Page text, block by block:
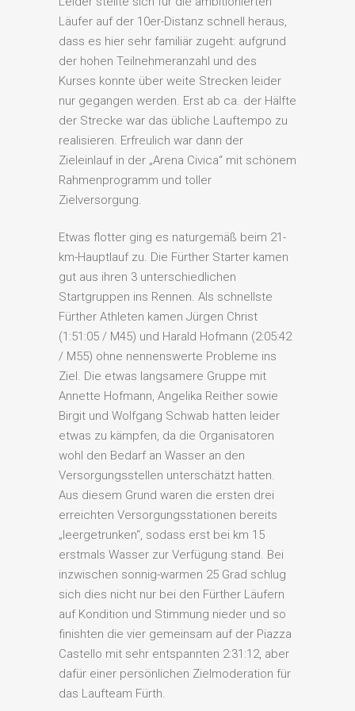
Läufer auf der 10er-Distanz schnell heraus,
dass es hier sehr familiär zugeht: aufgrund
der hohen Teilnehmeranzahl und des
Kurses konnte über weite Strecken leider
nur gegangen werden. Erst ab ca. der Hälfte
der Strecke war das übliche Lauftempo zu
realisieren. Erfreulich war dann der
Zieleinlauf in der „Arena Civica“ mit schönem
Rahmenprogramm und toller
Zielversorgung.
Etwas flotter ging es naturgemäß beim 21-
km-Hauptlauf zu. Die Fürther Starter kamen
gut aus ihren 3 unterschiedlichen
Startgruppen ins Rennen. Als schnellste
Fürther Athleten kamen Jürgen Christ
(1:51:05 / M45) und Harald Hofmann (2:05:42
/ M55) ohne nennenswerte Probleme ins
Ziel. Die etwas langsamere Gruppe mit
Annette Hofmann, Angelika Reither sowie
Birgit und Wolfgang Schwab hatten leider
etwas zu kämpfen, da die Organisatoren
wohl den Bedarf an Wasser an den
Versorgungsstellen unterschätzt hatten.
Aus diesem Grund waren die ersten drei
erreichten Versorgungsstationen bereits
„leergetrunken“, sodass erst bei km 15
erstmals Wasser zur Verfügung stand. Bei
inzwischen sonnig-warmen 25 Grad schlug
sich dies nicht nur bei den Fürther Läufern
auf Kondition und Stimmung nieder und so
finishten die vier gemeinsam auf der Piazza
Castello mit sehr entspannten 2:31:12, aber
dafür einer persönlichen Zielmoderation für
das Laufteam Fürth.